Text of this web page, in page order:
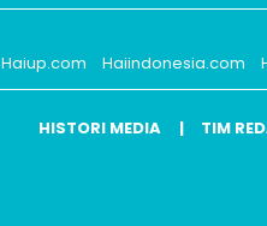
Haiup.com Haiindonesia.com
HISTORI MEDIA TIM